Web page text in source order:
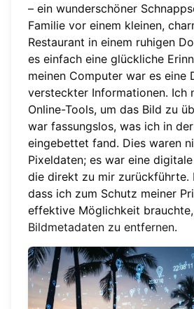
– ein wunderschöner
Familie vor einem kleinen,
Restaurant in einem ruhigen
es einfach eine glückliche
meinen Computer war es eine
versteckter Informationen. Ich
Online-Tools, um das Bild zu
war fassungslos, was ich in
eingebettet fand. Dies waren
Pixeldaten; es war eine
die direkt zu mir zurückführte.
dass ich zum Schutz meiner
effektive Möglichkeit
Bildmetadaten zu entfernen.